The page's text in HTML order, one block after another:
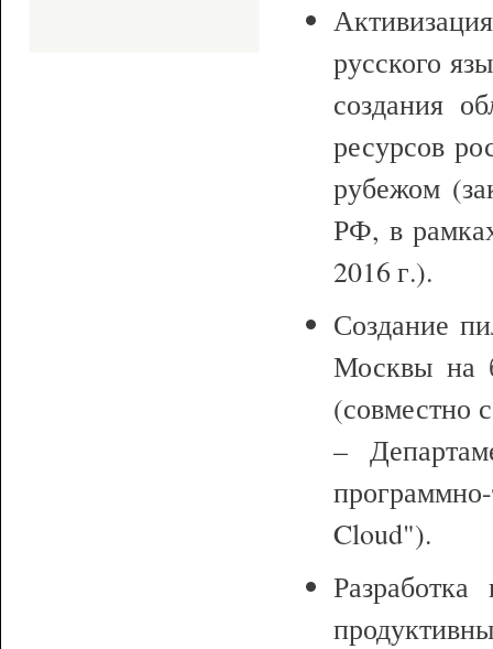
русского
создания
ресурсов
рубежом
РФ, в
2016 г.).
Создание
Москвы на
(совместно
–
Cloud").